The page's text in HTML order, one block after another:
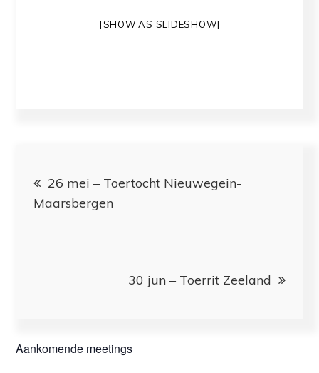
[SHOW AS SLIDESHOW]
navigatie
26 mei – Toertocht Nieuwegein-
Maarsbergen
30 jun – Toerrit Zeeland
Aankomende meetings